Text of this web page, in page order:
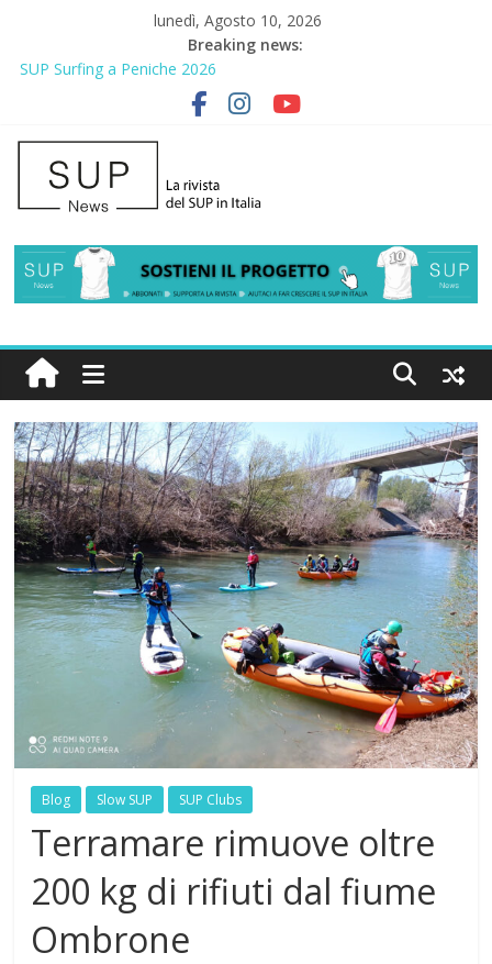
lunedì, Agosto 10, 2026
Breaking news:
SUP Surfing a Peniche 2026
AirSUP a Gallico: prima storica gara per Reggio Calabria
Gallico Paddle Fest 2026: sul lungomare di Gallico torna la festa
del SUP
Porto Selvaggio, a lezione di soccorso con la giornata della
prevenzione
2° Urban Sup Trophy: la regata solidale per lo IOR
Blog Slow SUP SUP Clubs
Terramare rimuove oltre
200 kg di rifiuti dal fiume
Ombrone